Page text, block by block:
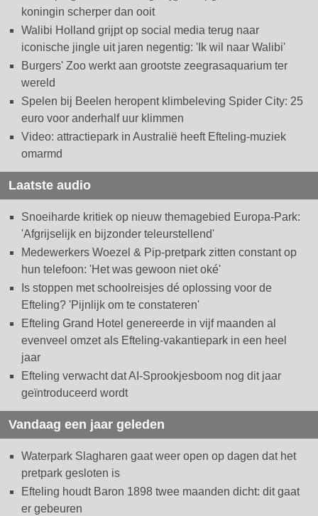
koningin scherper dan ooit
Walibi Holland grijpt op social media terug naar
iconische jingle uit jaren negentig: 'Ik wil naar Walibi'
Burgers' Zoo werkt aan grootste zeegrasaquarium ter
wereld
Spelen bij Beelen heropent klimbeleving Spider City: 25
euro voor anderhalf uur klimmen
Video: attractiepark in Australië heeft Efteling-muziek
omarmd
Laatste audio
Snoeiharde kritiek op nieuw themagebied Europa-Park:
'Afgrijselijk en bijzonder teleurstellend'
Medewerkers Woezel & Pip-pretpark zitten constant op
hun telefoon: 'Het was gewoon niet oké'
Is stoppen met schoolreisjes dé oplossing voor de
Efteling? 'Pijnlijk om te constateren'
Efteling Grand Hotel genereerde in vijf maanden al
evenveel omzet als Efteling-vakantiepark in een heel
jaar
Efteling verwacht dat AI-Sprookjesboom nog dit jaar
geïntroduceerd wordt
Vandaag een jaar geleden
Waterpark Slagharen gaat weer open op dagen dat het
pretpark gesloten is
Efteling houdt Baron 1898 twee maanden dicht: dit gaat
er gebeuren